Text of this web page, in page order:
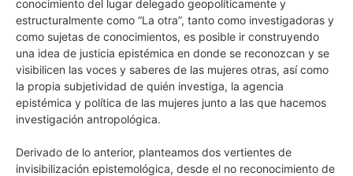
conocimiento del lugar delegado geopolíticamente y
estructuralmente como “La otra”, tanto como investigadoras y
como sujetas de conocimientos, es posible ir construyendo
una idea de justicia epistémica en donde se reconozcan y se
visibilicen las voces y saberes de las mujeres otras, así como
la propia subjetividad de quién investiga, la agencia
epistémica y política de las mujeres junto a las que hacemos
investigación antropológica.
Derivado de lo anterior, planteamos dos vertientes de
invisibilización epistemológica, desde el no reconocimiento de